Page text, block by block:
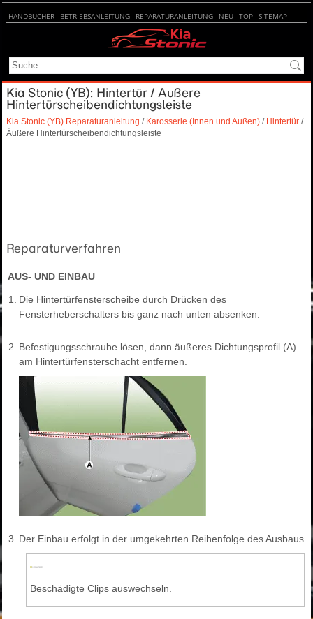
HANDBÜCHER BETRIEBSANLEITUNG REPARATURANLEITUNG NEU TOP SITEMAP
Kia Stonic (YB): Hintertür / Äußere
Hintertürscheibendichtungsleiste
Kia Stonic (YB) Reparaturanleitung / Karosserie (Innen und Außen) / Hintertür /
Äußere Hintertürscheibendichtungsleiste
Reparaturverfahren
AUS- UND EINBAU
1.
Die Hintertürfensterscheibe durch Drücken des
Fensterheberschalters bis ganz nach unten absenken.
2. Befestigungsschraube lösen, dann äußeres Dichtungsprofil (A)
am Hintertürfensterschacht entfernen.
3. Der Einbau erfolgt in der umgekehrten Reihenfolge des Ausbaus.
Beschädigte Clips auswechseln.